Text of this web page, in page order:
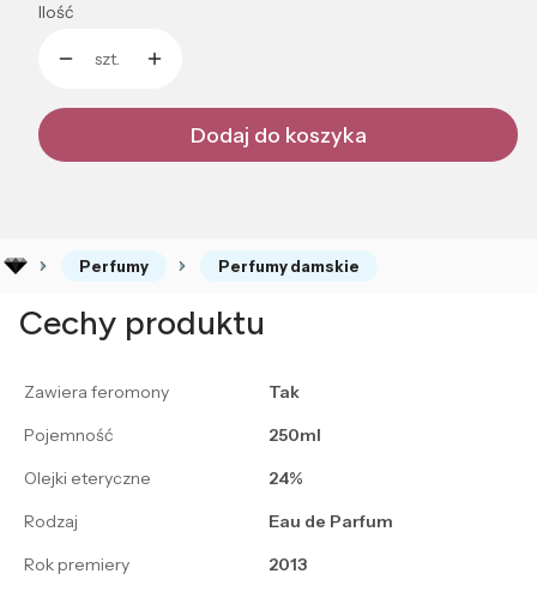
Ilość
szt.
Dodaj do koszyka
Perfumy Perfumy damskie
Cechy produktu
Zawiera feromony
Tak
Pojemność
250ml
Olejki eteryczne
24%
Rodzaj
Eau de Parfum
Rok premiery
2013